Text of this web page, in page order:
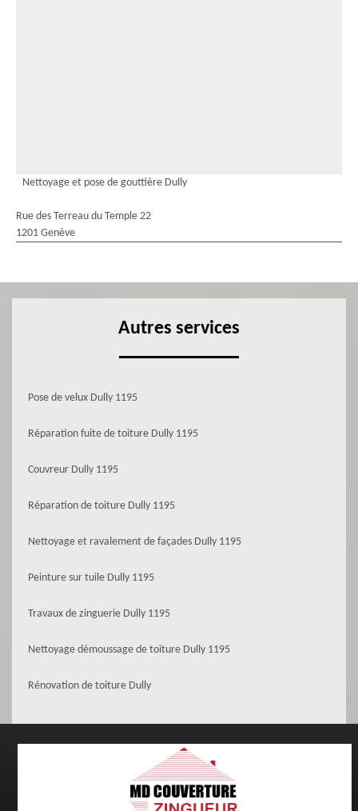
Nettoyage et pose de gouttière Dully
Rue des Terreau du Temple 22
1201 Genève
Autres services
Pose de velux Dully 1195
Réparation fuite de toiture Dully 1195
Couvreur Dully 1195
Réparation de toiture Dully 1195
Nettoyage et ravalement de façades Dully 1195
Peinture sur tuile Dully 1195
Travaux de zinguerie Dully 1195
Nettoyage démoussage de toiture Dully 1195
Rénovation de toiture Dully